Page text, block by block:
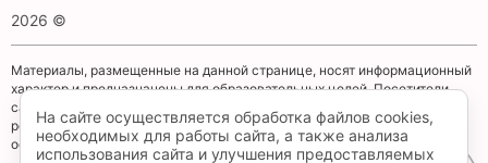
2026 ©
Материалы, размещенные на данной странице, носят информационный
характер и предназначены для образовательных целей. Посетители
сайта не должны использовать их в качестве медицинских
рекомендаций. Определение диагноза и выбор методики лечения
остается исключительной прерогативой вашего лечащего врача!
На сайте осуществляется обработка файлов cookies,
необходимых для работы сайта, а также анализа
использования сайта и улучшения предоставляемых